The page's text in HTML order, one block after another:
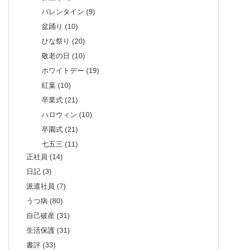
バレンタイン (9)
盆踊り (10)
ひな祭り (20)
敬老の日 (10)
ホワイトデー (19)
紅葉 (10)
卒業式 (21)
ハロウィン (10)
卒園式 (21)
七五三 (11)
正社員 (14)
日記 (3)
派遣社員 (7)
うつ病 (80)
自己破産 (31)
生活保護 (31)
書評 (33)